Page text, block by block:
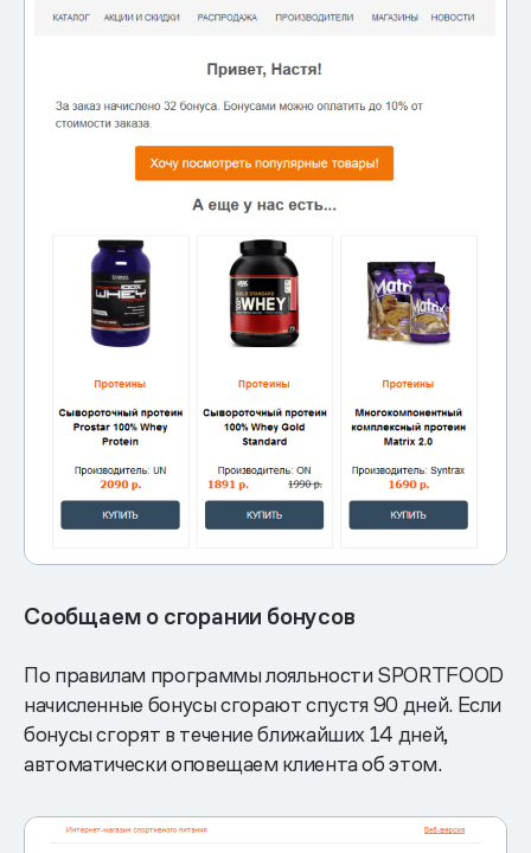
Сообщаем о сгорании бонусов
По правилам программы лояльности SPORTFOOD
начисленные бонусы сгорают спустя 90 дней. Если
бонусы сгорят в течение ближайших 14 дней,
автоматически оповещаем клиента об этом.